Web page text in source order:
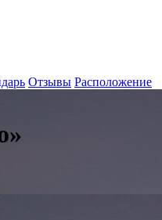
Отзывы Расположение